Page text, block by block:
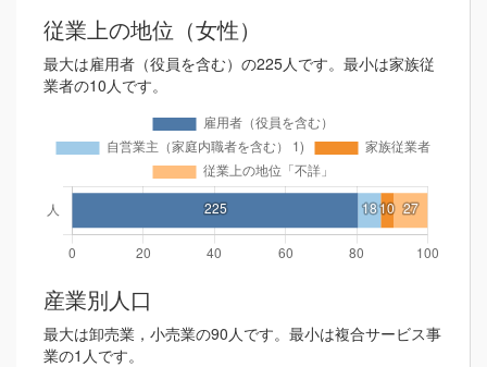
従業上の地位（女性）
最大は雇用者（役員を含む）の225人です。最小は家族従
業者の10人です。
産業別人口
最大は卸売業，小売業の90人です。最小は複合サービス事
業の1人です。